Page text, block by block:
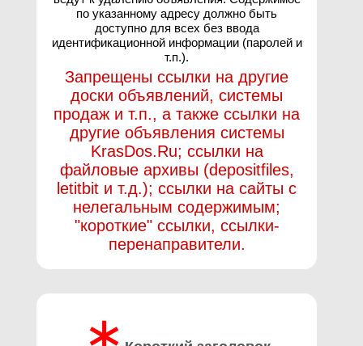
по указанному адресу должно быть
доступно для всех без ввода
идентификационной информации (паролей и
т.п.).
Запрещены ссылки на другие
доски объявлений, системы
продаж и т.п., а также ссылки на
другие объявления системы
KrasDos.Ru; ссылки на
файловые архивы (depositfiles,
letitbit и т.д.); ссылки на сайты с
нелегальным содержимым;
"короткие" ссылки, ссылки-
перенаправители.
∗